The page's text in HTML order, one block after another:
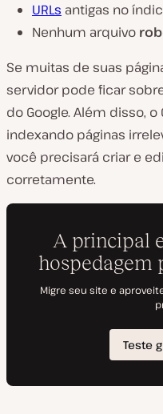
URLs antigas no
Nenhum arquivo
Se muitas de suas
servidor pode ficar
do Google. Além disso,
indexando páginas
você precisará criar e
corretamente.